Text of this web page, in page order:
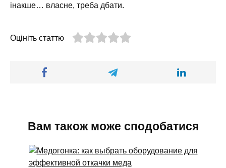
інакше… власне, треба дбати.
Оцініть статтю
Вам також може сподобатися